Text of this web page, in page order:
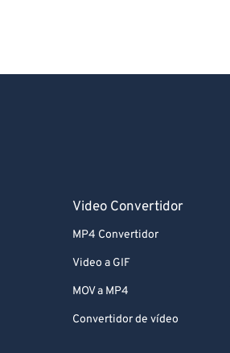
Video Convertidor
MP4 Convertidor
Video a GIF
MOV a MP4
Convertidor de vídeo